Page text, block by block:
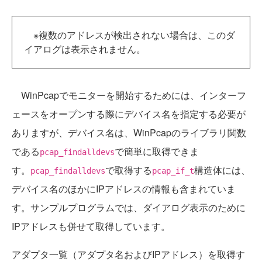
※複数のアドレスが検出されない場合は、このダ
イアログは表示されません。
WinPcapでモニターを開始するためには、インターフ
ェースをオープンする際にデバイス名を指定する必要が
ありますが、デバイス名は、WinPcapのライブラリ関数
であるpcap_findalldevsで簡単に取得できま
す。
pcap_findalldevsで取得するpcap_if_t構造体には、
デバイス名のほかにIPアドレスの情報も含まれていま
す。サンプルプログラムでは、ダイアログ表示のために
IPアドレスも併せて取得しています。
アダプタ一覧（アダプタ名およびIPアドレス）を取得す